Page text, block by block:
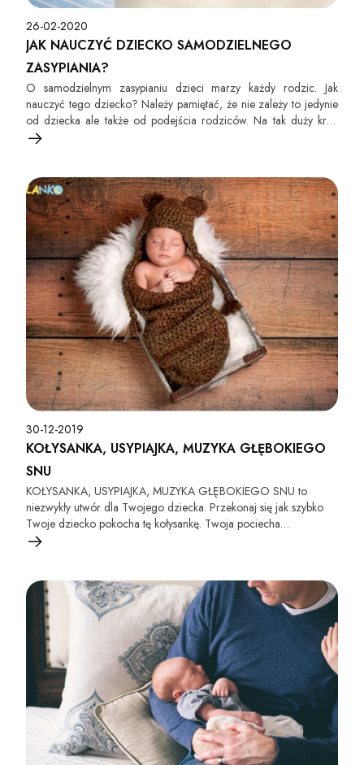
26-02-2020
JAK NAUCZYĆ DZIECKO SAMODZIELNEGO
ZASYPIANIA?
O samodzielnym zasypianiu dzieci marzy każdy rodzic. Jak
nauczyć tego dziecko? Należy pamiętać, że nie zależy to jedynie
od dziecka ale także od podejścia rodziców. Na tak duży krok
dziecko musi być gotowe. Nie stanie się to z dnia na dzień. Należy
30-12-2019
KOŁYSANKA, USYPIAJKA, MUZYKA GŁĘBOKIEGO
SNU
KOŁYSANKA, USYPIAJKA, MUZYKA GŁĘBOKIEGO SNU to
niezwykły utwór dla Twojego dziecka. Przekonaj się jak szybko
Twoje dziecko pokocha tę kołysankę. Twoja pociecha
przyzwyczai się do niej w mgnieniu oka i nigdy więcej nie będzie